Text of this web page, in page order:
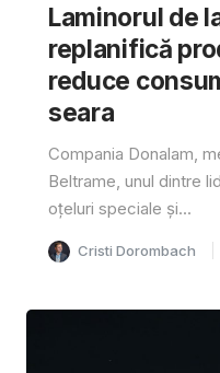
Laminorul de
replanifică
reduce
seara
Compania Donalam,
Beltrame, unul dintre
oțeluri speciale și...
Cristi Dorombach